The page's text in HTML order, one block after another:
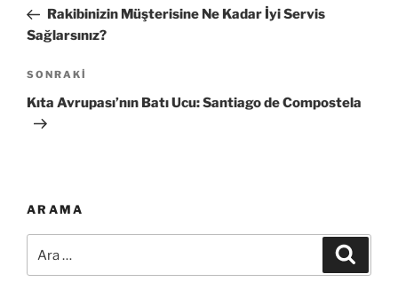
YazıRakibinizin Müşterisine Ne Kadar İyi Servis
Sağlarsınız?
Sonraki
Yazı
SONRAKI
Kıta Avrupası’nın Batı Ucu: Santiago de Compostela
ARAMA